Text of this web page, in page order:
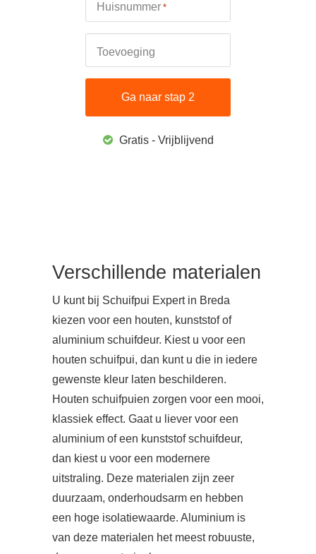
Huisnummer *
Toevoeging
Gratis - Vrijblijvend
Verschillende materialen
U kunt bij Schuifpui Expert in Breda
kiezen voor een houten, kunststof of
aluminium schuifdeur. Kiest u voor een
houten schuifpui, dan kunt u die in iedere
gewenste kleur laten beschilderen.
Houten schuifpuien zorgen voor een mooi,
klassiek effect. Gaat u liever voor een
aluminium of een kunststof schuifdeur,
dan kiest u voor een modernere
uitstraling. Deze materialen zijn zeer
duurzaam, onderhoudsarm en hebben
een hoge isolatiewaarde. Aluminium is
van deze materialen het meest robuuste,